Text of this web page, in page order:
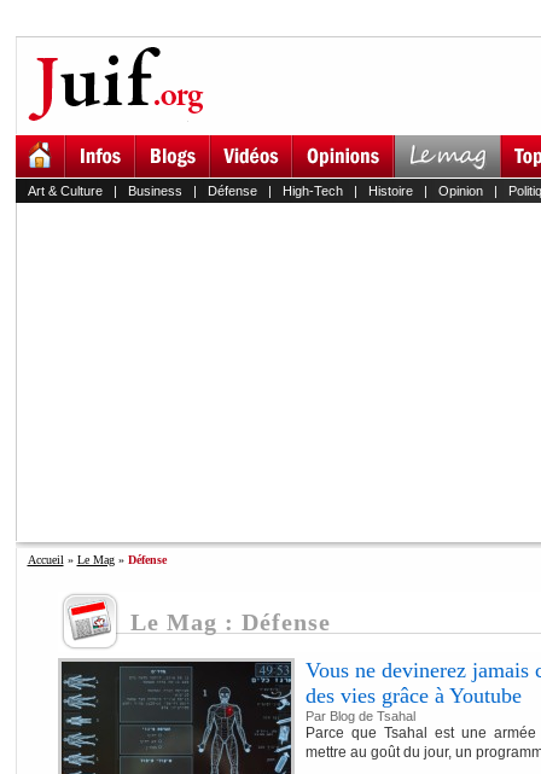
Art & Culture| Business | Défense| High-Tech| Histoire| Opinion|
Accueil » Le Mag» Défense
Le Mag : Défense
Vous ne devinerez jamais
des vies grâce à Youtube
Par Blog de Tsahal
Parce que Tsahal est une
mettre au goût du jour, un